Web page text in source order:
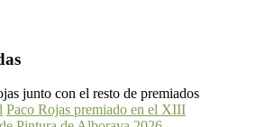
Paco Rojas premiado en el XIII